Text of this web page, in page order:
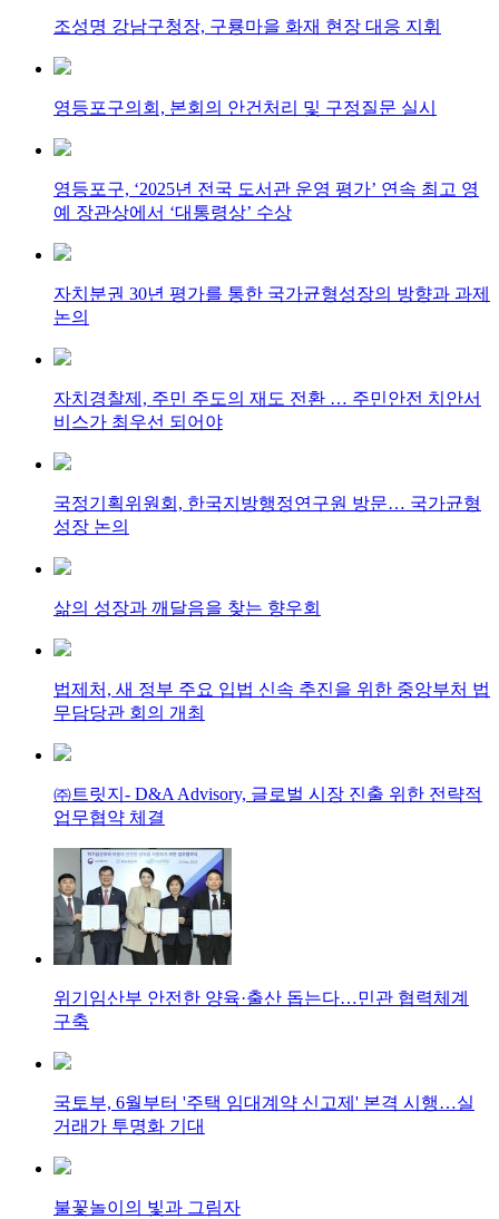
조성명 강남구청장, 구룡마을 화재 현장 대응 지휘
영등포구의회, 본회의 안건처리 및 구정질문 실시
영등포구, ‘2025년 전국 도서관 운영 평가’ 연속 최고 영
예 장관상에서 ‘대통령상’ 수상
자치분권 30년 평가를 통한 국가균형성장의 방향과 과제
논의
자치경찰제, 주민 주도의 재도 전환 … 주민안전 치안서
비스가 최우선 되어야
국정기획위원회, 한국지방행정연구원 방문… 국가균형
성장 논의
삶의 성장과 깨달음을 찾는 향우회
법제처, 새 정부 주요 입법 신속 추진을 위한 중앙부처 법
무담당관 회의 개최
㈜트릿지- D&A Advisory, 글로벌 시장 진출 위한 전략적
업무협약 체결
위기임산부 안전한 양육·출산 돕는다…민관 협력체계
구축
국토부, 6월부터 '주택 임대계약 신고제' 본격 시행…실
거래가 투명화 기대
불꽃놀이의 빛과 그림자